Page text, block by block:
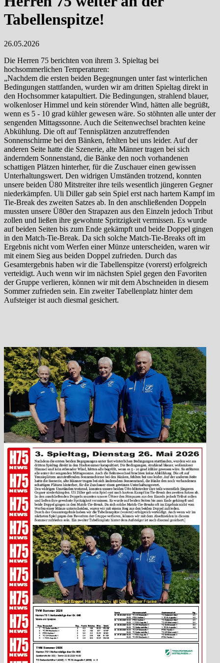
Tabellenspitze!
26.05.2026
Die Herren 75 berichten von ihrem 3. Spieltag bei
hochsommerlichen Temperaturen:
„Nachdem die ersten beiden Begegnungen unter fast winterlichen
Bedingungen stattfanden, wurden wir am dritten Spieltag direkt in
den Hochsommer katapultiert. Die Bedingungen, strahlend blauer,
wolkenloser Himmel und kein störender Wind, hätten alle begrüßt,
wenn es 5 - 10 grad kühler gewesen wäre. So stöhnten alle unter der
sengenden Mittagssonne. Auch die Seitenwechsel brachten keine
Abkühlung. Die oft auf Tennisplätzen anzutreffenden
Sonnenschirme bei den Bänken, fehlten bei uns leider. Auf der
anderen Seite hatte die Szenerie, alte Männer tragen bei sich
änderndem Sonnenstand, die Bänke den noch vorhandenen
schattigen Plätzen hinterher, für die Zuschauer einen gewissen
Unterhaltungswert. Den widrigen Umständen trotzend, konnten
unsere beiden Ü80 Mitstreiter ihre teils wesentlich jüngeren Gegner
niederkämpfen. Uli Diller gab sein Spiel erst nach hartem Kampf im
Tie-Break des zweiten Satzes ab. In den anschließenden Doppeln
mussten unsere Ü80er den Strapazen aus den Einzeln jedoch Tribut
zollen und ließen ihre gewohnte Spritzigkeit vermissen. Es wurde
auf beiden Seiten bis zum Ende gekämpft und beide Doppel gingen
in den Match-Tie-Break. Da sich solche Match-Tie-Breaks oft im
Ergebnis nicht vom Werfen einer Münze unterscheiden, waren wir
mit einem Sieg aus beiden Doppel zufrieden. Durch das
Gesamtergebnis haben wir die Tabellenspitze (vorerst) erfolgreich
verteidigt. Auch wenn wir im nächsten Spiel gegen den Favoriten
der Gruppe verlieren, können wir mit dem Abschneiden in diesem
Sommer zufrieden sein. Ein zweiter Tabellenplatz hinter dem
Aufsteiger ist auch diesmal gesichert.